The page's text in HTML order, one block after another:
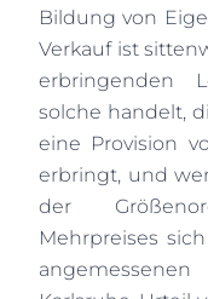
Bildung von
Verkauf ist
erbringenden
solche handelt,
eine Provision
erbringt, und
der
Mehrpreises